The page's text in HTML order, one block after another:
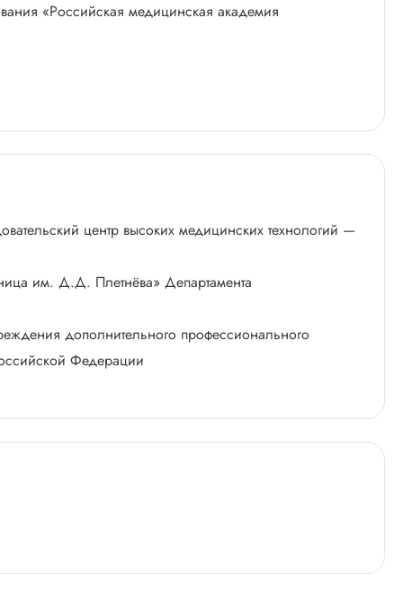
«Российская медицинская академия
центр высоких медицинских технологий —
им. Д.Д. Плетнёва» Департамента
дополнительного профессионального
Федерации